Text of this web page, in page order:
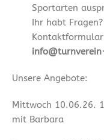
Sportarten
Ihr habt
Unsere Angebote:
Mittwoch 10.06.26.
mit Barbara